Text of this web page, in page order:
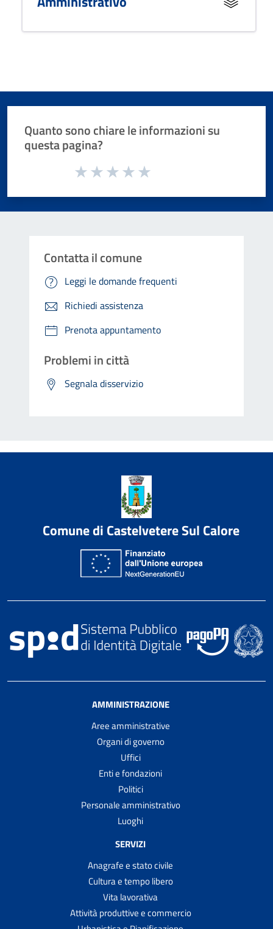
Quanto sono chiare le informazioni su
questa pagina?
Valuta da 1 a 5 stelle la pagina
Contatta il comune
Leggi le domande frequenti
Richiedi assistenza
Prenota appuntamento
Problemi in città
Segnala disservizio
Comune di Castelvetere Sul Calore
AMMINISTRAZIONE
Aree amministrative
Organi di governo
Uffici
Enti e fondazioni
Politici
Personale amministrativo
Luoghi
SERVIZI
Anagrafe e stato civile
Cultura e tempo libero
Vita lavorativa
Attività produttive e commercio